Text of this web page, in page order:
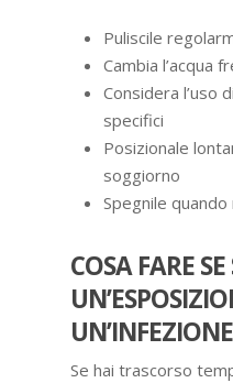
Puliscile
Cambia l’acqua
Considera l’uso
specifici
Posizionale
soggiorno
Spegnile quando
COSA FARE
UN’INFEZIONE
Se hai trascorso